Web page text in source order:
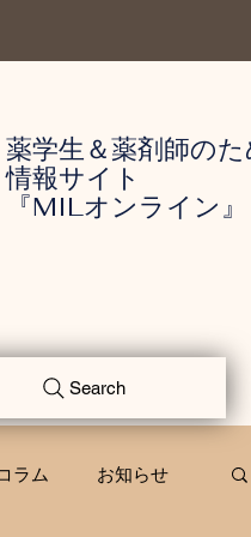
薬学生＆薬剤師の
情報サイト
『MILオンライン』
Search
ラム お知らせ